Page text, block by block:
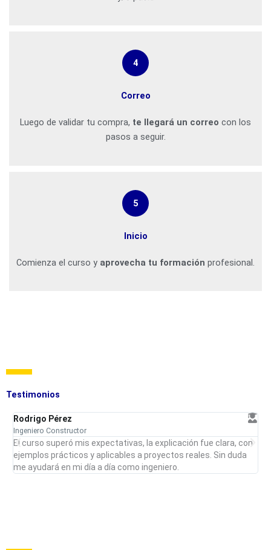
4
Correo
Luego de validar tu compra, te llegará un correo con los
pasos a seguir.
5
Inicio
Comienza el curso y aprovecha tu formación profesional.
Testimonios
Rodrigo Pérez
Ingeniero Constructor
El curso superó mis expectativas, la explicación fue clara, con
ejemplos prácticos y aplicables a proyectos reales. Sin duda
me ayudará en mi día a día como ingeniero.